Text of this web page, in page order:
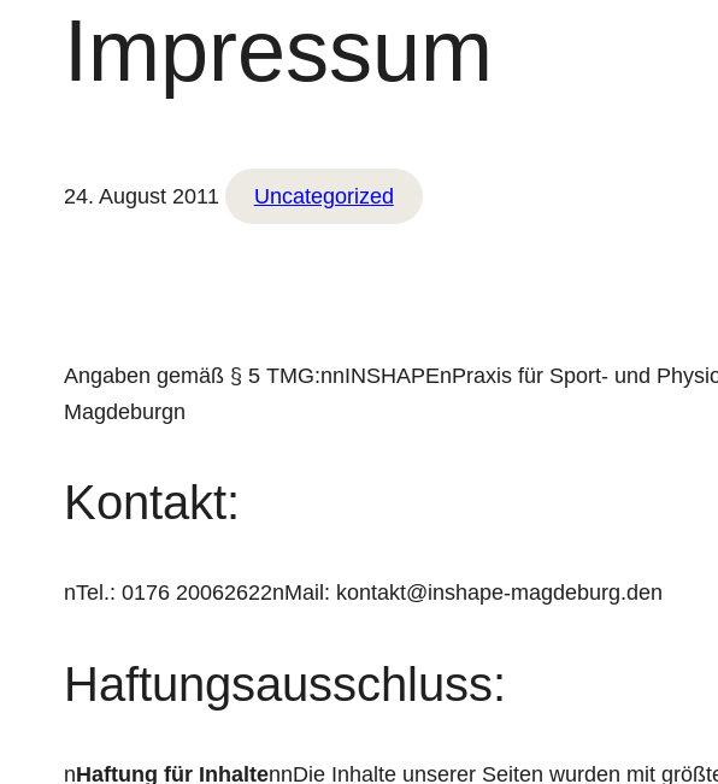
Impressum
24. August 2011 Uncategorized
Angaben gemäß § 5 TMG:nnINSHAPEnPraxis für Sport- und
Magdeburgn
Kontakt:
nTel.: 0176 20062622nMail: kontakt@inshape-magdeburg.den
Haftungsausschluss:
nHaftung für InhaltennDie Inhalte unserer Seiten wurden mit